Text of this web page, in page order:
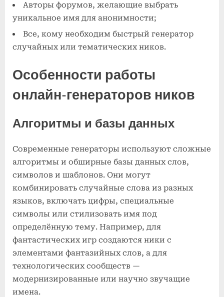
Авторы форумов, желающие выбрать
уникальное имя для анонимности;
Все, кому необходим быстрый генератор
случайных или тематических ников.
Особенности работы
онлайн-генераторов ников
Алгоритмы и базы данных
Современные генераторы используют сложные
алгоритмы и обширные базы данных слов,
символов и шаблонов. Они могут
комбинировать случайные слова из разных
языков, включать цифры, специальные
символы или стилизовать имя под
определённую тему. Например, для
фантастических игр создаются ники с
элементами фантазийных слов, а для
технологических сообществ —
модернизированные или научно звучащие
имена.